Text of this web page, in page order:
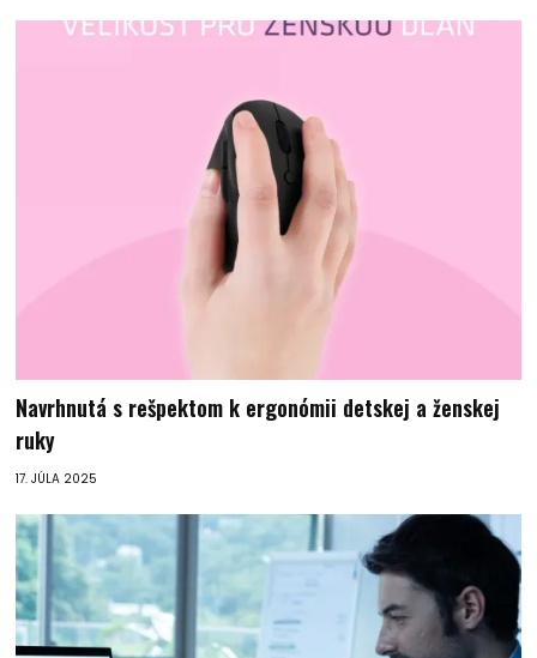
Navrhnutá s rešpektom k ergonómii detskej a ženskej
ruky
17. JÚLA 2025